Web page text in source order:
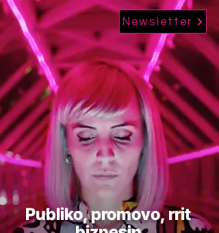
Newsletter
Publiko, promovo, rrit